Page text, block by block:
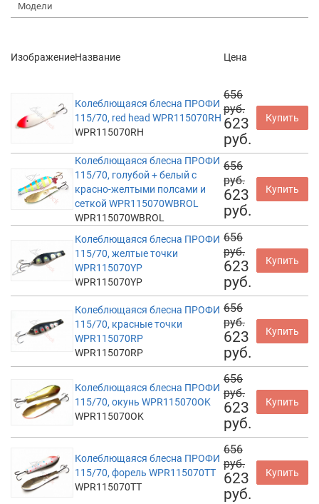
Модели
ИзображениеНазвание Цена
Колеблющаяся блесна ПРОФИ
115/70, red head WPR115070RH
WPR115070RH
656
руб.
623
руб.
Купить
Колеблющаяся блесна ПРОФИ
115/70, голубой + белый с
красно-желтыми полсами и
сеткой WPR115070WBROL
WPR115070WBROL
656
руб.
623
руб.
Купить
Колеблющаяся блесна ПРОФИ
115/70, желтые точки
WPR115070YP
WPR115070YP
656
руб.
623
руб.
Купить
Колеблющаяся блесна ПРОФИ
115/70, красные точки
WPR115070RP
WPR115070RP
656
руб.
623
руб.
Купить
Колеблющаяся блесна ПРОФИ
115/70, окунь WPR115070OK
WPR115070OK
656
руб.
623
руб.
Купить
Колеблющаяся блесна ПРОФИ
115/70, форель WPR115070TT
WPR115070TT
656
руб.
623
руб.
Купить